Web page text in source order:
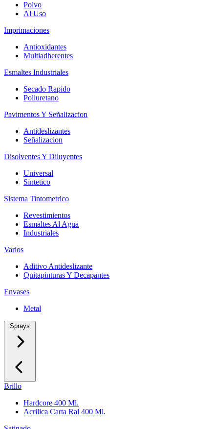
Polvo
Al Uso
Imprimaciones
Antioxidantes
Multiadherentes
Esmaltes Industriales
Secado Rapido
Poliuretano
Pavimentos Y Señalizacion
Antideslizantes
Señalizacion
Disolventes Y Diluyentes
Universal
Sintetico
Sistema Tintometrico
Revestimientos
Esmaltes Al Agua
Industriales
Varios
Aditivo Antideslizante
Quitapinturas Y Decapantes
Envases
Metal
Sprays
Brillo
Hardcore 400 Ml.
Acrilica Carta Ral 400 Ml.